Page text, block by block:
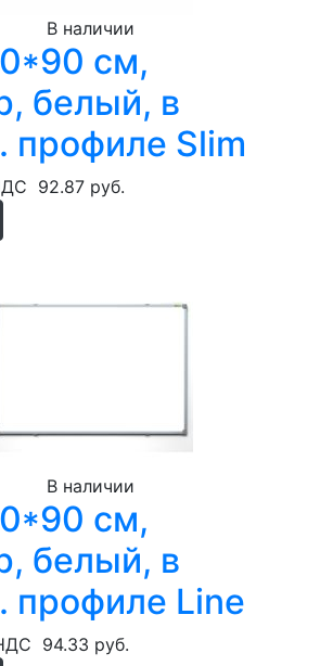
В наличии
см,
белый, в
профиле Slim
92.87 руб.
В наличии
см,
белый, в
профиле Line
94.33 руб.